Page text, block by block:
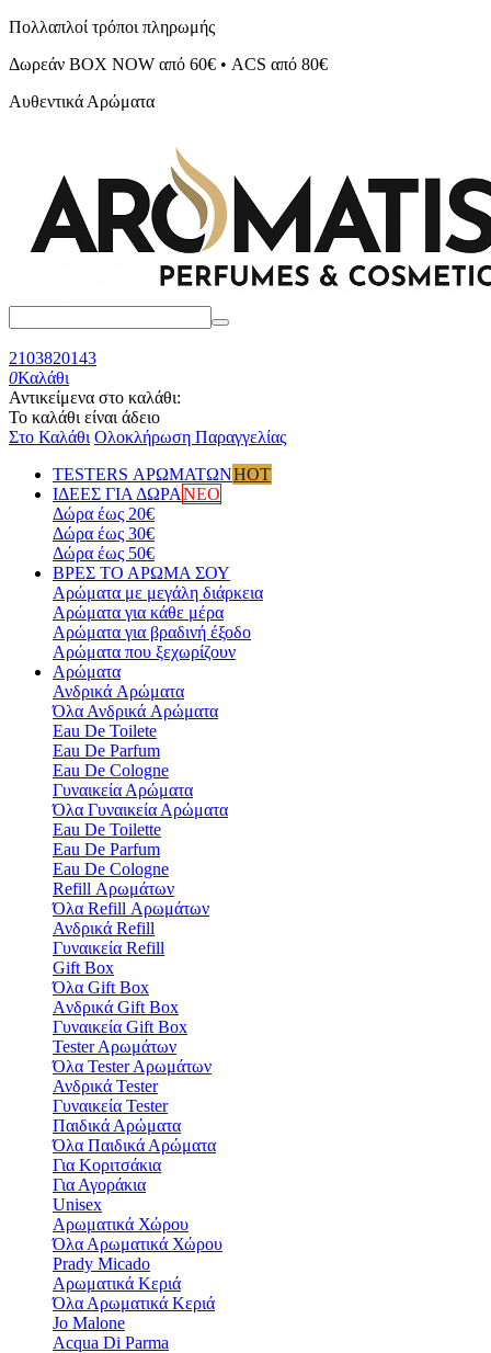
Πολλαπλοί τρόποι πληρωμής
Δωρεάν BOX NOW από 60€ • ACS από 80€
Αυθεντικά Αρώματα
2103820143
0Καλάθι
Αντικείμενα στο καλάθι:
Το καλάθι είναι άδειο
Στο Καλάθι Ολοκλήρωση Παραγγελίας
TESTERS ΑΡΩΜΑΤΩΝHOT
ΙΔΕΕΣ ΓΙΑ ΔΩΡΑΝΕΟ
Δώρα έως 20€
Δώρα έως 30€
Δώρα έως 50€
ΒΡΕΣ ΤΟ ΑΡΩΜΑ ΣΟΥ
Αρώματα με μεγάλη διάρκεια
Αρώματα για κάθε μέρα
Αρώματα για βραδινή έξοδο
Αρώματα που ξεχωρίζουν
Αρώματα
Ανδρικά Aρώματα
Όλα Ανδρικά Aρώματα
Eau De Toilete
Eau De Parfum
Eau De Cologne
Γυναικεία Αρώματα
Όλα Γυναικεία Αρώματα
Eau De Toilette
Eau De Parfum
Eau De Cologne
Refill Αρωμάτων
Όλα Refill Αρωμάτων
Ανδρικά Refill
Γυναικεία Refill
Gift Box
Όλα Gift Box
Aνδρικά Gift Box
Γυναικεία Gift Box
Tester Aρωμάτων
Όλα Tester Aρωμάτων
Ανδρικά Tester
Γυναικεία Tester
Παιδικά Αρώματα
Όλα Παιδικά Αρώματα
Για Κοριτσάκια
Για Αγοράκια
Unisex
Αρωματικά Χώρου​
Όλα Αρωματικά Χώρου​
Prady Micado
Αρωματικά Κεριά
Όλα Αρωματικά Κεριά
Jo Malone
Αcqua Di Parma